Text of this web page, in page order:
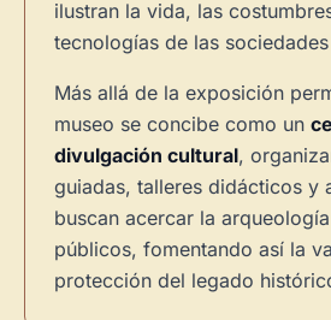
ilustran la vida, las
tecnologías de las
Más allá de la exposición
museo se concibe como un
divulgación cultural,
guiadas, talleres didácticos y
buscan acercar la
públicos, fomentando así la
protección del legado